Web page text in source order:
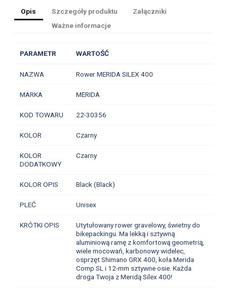
Opis Szczegóły produktu
Załączniki
Ważne informacje
PARAMETR WARTOŚĆ
NAZWA Rower MERIDA SILEX 400
MARKA MERIDA
KOD TOWARU 22-30356
KOLOR Czarny
KOLOR
DODATKOWY
Czarny
KOLOR OPIS Black (Black)
PLEĆ Unisex
KRÓTKI OPIS
Utytułowany rower gravelowy, świetny do
bikepackingu. Ma lekką i sztywną
aluminiową ramę z komfortową geometrią,
wiele mocowań, karbonowy widelec,
osprzęt Shimano GRX 400, koła Merida
Comp SL i 12-mm sztywne osie. Każda
droga Twoja z Meridą Silex 400!